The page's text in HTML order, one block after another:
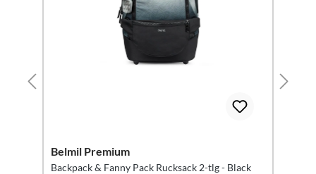
Belmil Premium
Backpack & Fanny Pack Ruck sack 2-tlg - Black